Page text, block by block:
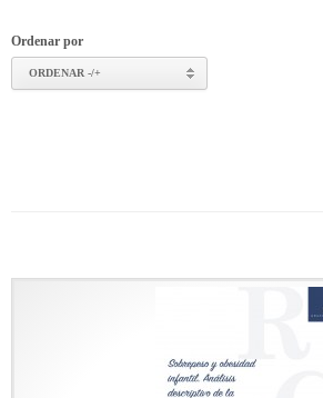
Ordenar por
ORDENAR -/+